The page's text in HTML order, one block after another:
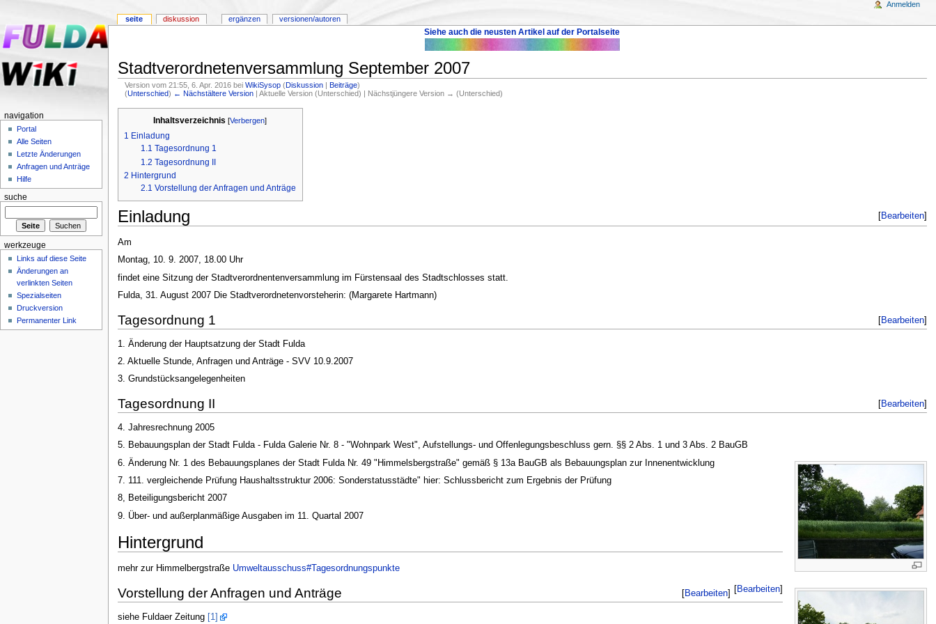
Siehe auch die neusten Artikel auf der Portalseite
Stadtverordnetenversammlung September 2007
Version vom 21:55, 6. Apr. 2016 beiWikiSysop (Diskussion |Beiträge)
(Unterschied) ← Nächstältere Version | Aktuelle Version (Unterschied) | Nächstjüngere Version → (Unterschied)
Inhaltsverzeichnis [Verbergen]
1 Einladung
1.1 Tagesordnung 1
1.2 Tagesordnung II
2 Hintergrund
2.1 Vorstellung der Anfragen und Anträge
[Bearbeiten]
Einladung
Am
Montag, 10. 9. 2007, 18.00 Uhr
findet eine Sitzung der Stadtverordnentenversammlung im Fürstensaal des Stadtschlosses statt.
Fulda, 31. August 2007 Die Stadtverordnetenvorsteherin: (Margarete Hartmann)
[Bearbeiten]
Tagesordnung 1
1. Änderung der Hauptsatzung der Stadt Fulda
2. Aktuelle Stunde, Anfragen und Anträge - SVV 10.9.2007
3. Grundstücksangelegenheiten
[Bearbeiten]
Tagesordnung II
4. Jahresrechnung 2005
5. Bebauungsplan der Stadt Fulda - Fulda Galerie Nr. 8 - "Wohnpark West", Aufstellungs- und Offenlegungsbeschluss gern. §§ 2 Abs. 1 und 3 Abs. 2 BauGB
6. Änderung Nr. 1 des Bebauungsplanes der Stadt Fulda Nr. 49 "Himmelsbergstraße" gemäß § 13a BauGB als Bebauungsplan zur Innenentwicklung
7. 111. vergleichende Prüfung Haushaltsstruktur 2006: Sonderstatusstädte" hier: Schlussbericht zum Ergebnis der Prüfung
8, Beteiligungsbericht 2007
9. Über- und außerplanmäßige Ausgaben im 11. Quartal 2007
Bearbeiten]
Hintergrund
mehr zur Himmelbergstraße Umweltausschuss#Tagesordnungspunkte
[Bearbeiten]
Vorstellung der Anfragen und Anträge
siehe Fuldaer Zeitung [1]
seite diskussion ergänzen versionen/autoren
Anmelden
navigation
Portal
Alle Seiten
Letzte Änderungen
Anfragen und Anträge
Hilfe
suche
werkzeuge
Links auf diese Seite
Änderungen an
verlinkten Seiten
Spezialseiten
Druckversion
Permanenter Link